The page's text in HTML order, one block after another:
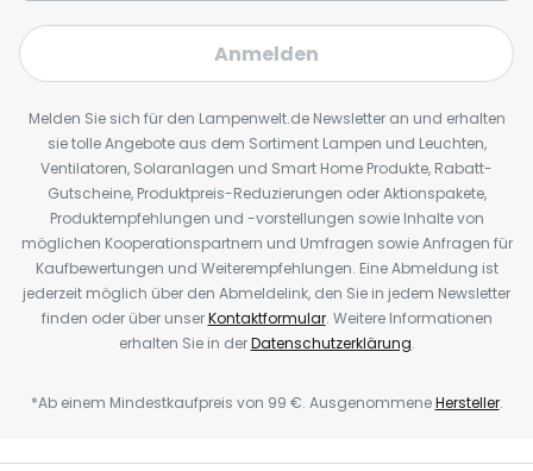
Anmelden
Melden Sie sich für den Lampenwelt.de Newsletter an und erhalten
sie tolle Angebote aus dem Sortiment Lampen und Leuchten,
Ventilatoren, Solaranlagen und Smart Home Produkte, Rabatt-
Gutscheine, Produktpreis-Reduzierungen oder Aktionspakete,
Produktempfehlungen und -vorstellungen sowie Inhalte von
möglichen Kooperationspartnern und Umfragen sowie Anfragen für
Kaufbewertungen und Weiterempfehlungen. Eine Abmeldung ist
jederzeit möglich über den Abmeldelink, den Sie in jedem Newsletter
finden oder über unserKontaktformular. Weitere Informationen
erhalten Sie in derDatenschutzerklärung.
*Ab einem Mindestkaufpreis von 99 €. AusgenommeneHersteller.